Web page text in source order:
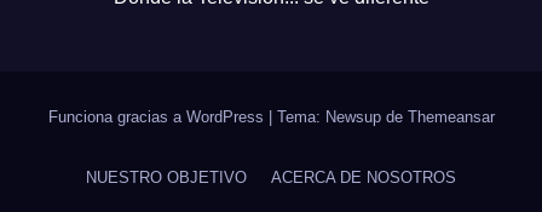
Funciona gracias a WordPress Tema: Newsup de Themeansar
NUESTRO OBJETIVO ACERCA DE NOSOTROS